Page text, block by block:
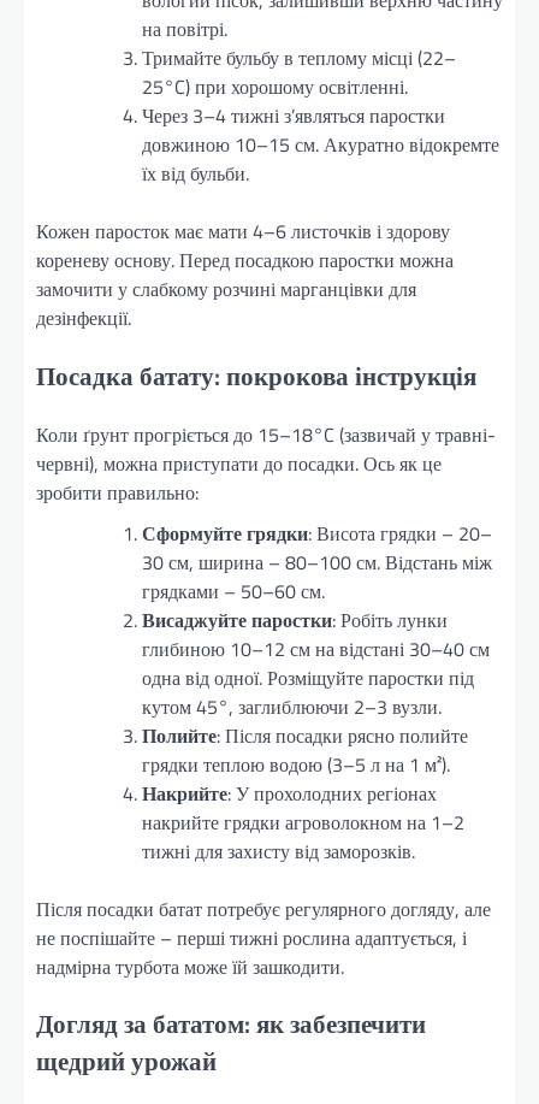
на повітрі.
Тримайте бульбу в теплому місці (22–
25°C) при хорошому освітленні.
Через 3–4 тижні з’являться паростки
довжиною 10–15 см. Акуратно відокремте
їх від бульби.
Кожен паросток має мати 4–6 листочків і здорову
кореневу основу. Перед посадкою паростки можна
замочити у слабкому розчині марганцівки для
дезінфекції.
Посадка батату: покрокова інструкція
Коли ґрунт прогріється до 15–18°C (зазвичай у травні-
червні), можна приступати до посадки. Ось як це
зробити правильно:
Сформуйте грядки: Висота грядки – 20–
30 см, ширина – 80–100 см. Відстань між
грядками – 50–60 см.
Висаджуйте паростки: Робіть лунки
глибиною 10–12 см на відстані 30–40 см
одна від одної. Розміщуйте паростки під
кутом 45°, заглиблюючи 2–3 вузли.
Полийте: Після посадки рясно полийте
грядки теплою водою (3–5 л на 1 м²).
Накрийте: У прохолодних регіонах
накрийте грядки агроволокном на 1–2
тижні для захисту від заморозків.
Після посадки батат потребує регулярного догляду, але
не поспішайте – перші тижні рослина адаптується, і
надмірна турбота може їй зашкодити.
Догляд за бататом: як забезпечити
щедрий урожай